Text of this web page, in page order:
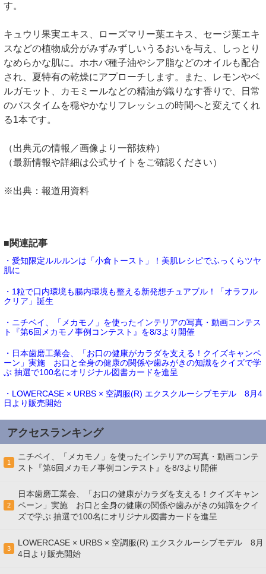
す。
キュウリ果実エキス、ローズマリー葉エキス、セージ葉エキ
スなどの植物成分がみずみずしいうるおいを与え、しっとり
なめらかな肌に。ホホバ種子油やシア脂などのオイルも配合
され、夏特有の乾燥にアプローチします。また、レモンやベ
ルガモット、カモミールなどの精油が織りなす香りで、日常
のバスタイムを穏やかなリフレッシュの時間へと変えてくれ
る1本です。
（出典元の情報／画像より一部抜粋）
（最新情報や詳細は公式サイトをご確認ください）
※出典：報道用資料
■関連記事
・愛知限定ルルルンは「小倉トースト」！美肌レシピでふっくらツヤ
肌に
・1粒で口内環境も腸内環境も整える新発想チュアブル！「オラフル
クリア」誕生
・ニチベイ、「メカモノ」を使ったインテリアの写真・動画コンテス
ト『第6回メカモノ事例コンテスト』を8/3より開催
・日本歯磨工業会、「お口の健康がカラダを支える！クイズキャンペ
ーン」実施 お口と全身の健康の関係や歯みがきの知識をクイズで学
ぶ 抽選で100名にオリジナル図書カードを進呈
・LOWERCASE × URBS × 空調服(R) エクスクルーシブモデル 8月4
日より販売開始
アクセスランキング
1
ニチベイ、「メカモノ」を使ったインテリアの写真・動画コンテ
スト『第6回メカモノ事例コンテスト』を8/3より開催
2
日本歯磨工業会、「お口の健康がカラダを支える！クイズキャン
ペーン」実施 お口と全身の健康の関係や歯みがきの知識をクイ
ズで学ぶ 抽選で100名にオリジナル図書カードを進呈
3
LOWERCASE × URBS × 空調服(R) エクスクルーシブモデル 8月
4日より販売開始